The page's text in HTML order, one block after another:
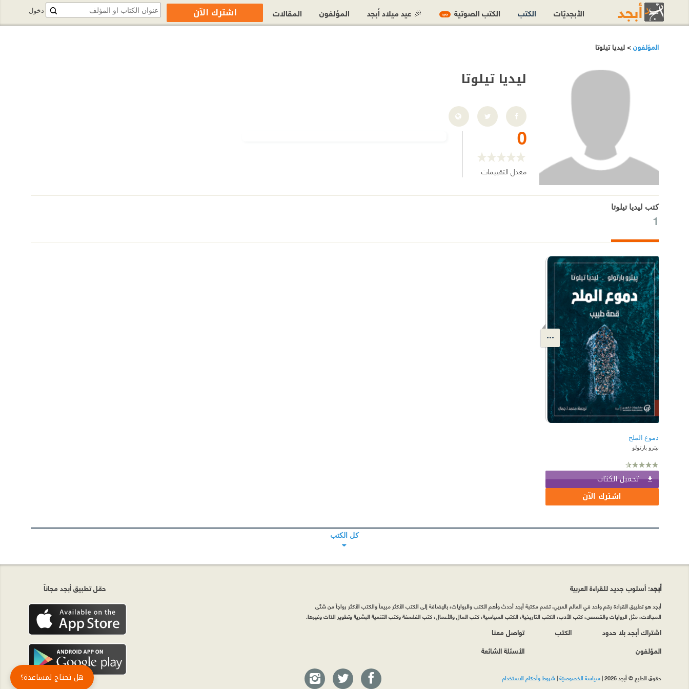
المؤلفون> ليديا تيلوتا
ليديا تيلوتا
0
معدل التقييمات
كتب ليديا تيلوتا
1
دموع الملح
بيترو بارتولو
تحميل الكتاب
اشترك الآن
كل الكتب
دخول الأبجديّات الكتب الكتب الصوتية جديد 🎉 عيد ميلاد أبجد المؤلفون المقالات اشترك الآن
حمّل تطبيق أبجد مجاناً أبجد: أسلوب جديد للقراءة العربية
أبجد هو تطبيق القراءة رقم واحد في العالم العربي. تضم مكتبة أبجد أحدث وأهم الكتب والروايات، بالإضافة إلى الكتب الأكثر مبيعاً والكتب الأكثر رواجاً من شتّى
المجالات، مثل الروايات والقصص، كتب الأدب، الكتب التاريخية، الكتب السياسية، كتب المال والأعمال، كتب الفلسفة وكتب التنمية البشرية وتطوير الذات وغيرها.
اشتراك أبجد بلا حدود
المؤلفون
الكتب
تواصل معنا
الأسئلة الشائعة
حقوق الطبع © أبجد 2026 |سياسة الخصوصيّة|شروط وأحكام الاستخدام هل تحتاج لمساعدة؟